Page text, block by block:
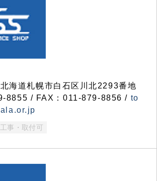
海道札幌市白石区川北2293番地
8855 / FAX：011-879-8856 / to
工事・取付可